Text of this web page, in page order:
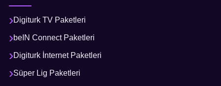
Digiturk TV Paketleri
beIN Connect Paketleri
Digiturk İnternet Paketleri
Süper Lig Paketleri